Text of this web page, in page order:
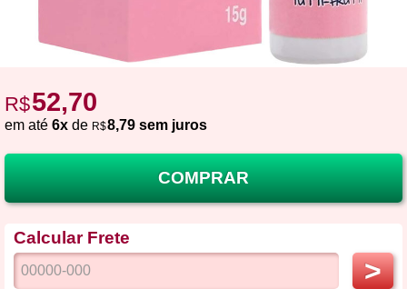
R$52,70
em até 6x de R$8,79 sem juros
COMPRAR
Calcular Frete
>